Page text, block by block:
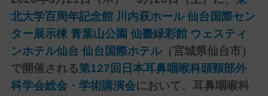
北大学百周年記念館 川内萩ホール仙台国際セン
ター展示棟 青葉山公園 仙臺緑彩館 ウェスティ
ンホテル仙台 仙台国際ホテル（宮城県仙台市）
で開催される第127回日本耳鼻咽喉科頭頸部外
科学会総会・学術講演会において、耳鼻咽喉科